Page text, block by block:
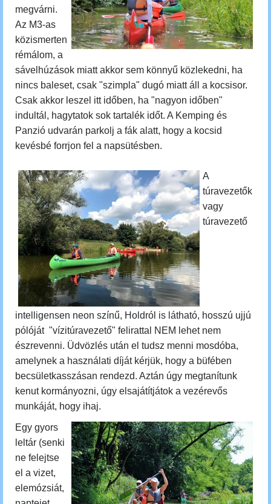
megvárni.
Az M3-as
közismerten
rémálom, a
sávelhúzások miatt akkor sem könnyű közlekedni, ha
nincs baleset, csak "szimpla" dugó miatt áll a kocsisor.
Csak akkor leszel itt időben, ha "nagyon időben"
indultál, hagytatok sok tartalék időt. A Kemping és
Panzió udvarán parkolj a fák alatt, hogy a kocsid
kevésbé forrjon fel a napsütésben.
A
túravezetők
vagy
túravezető
intelligensen neon színű, Holdról is látható, hosszú ujjú
pólóját "vízitúravezető" felirattal NEM lehet nem
észrevenni. Üdvözlés után el tudsz menni mosdóba,
amelynek a használati díját kérjük, hogy a büfében
becsületkasszásan rendezd. Aztán úgy megtanítunk
kenut kormányozni, úgy elsajátítjátok a vezérevős
munkáját, hogy ihaj.
Egy gyors
leltár (senki
ne felejtse
el a vizet,
elemózsiát,